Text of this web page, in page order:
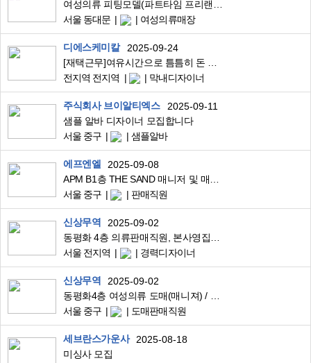
서울 동대문
여성의류매장
디에스케미칼
2025-09-24
전지역 전지역
막내디자이너
주식회사 브이알티엑스
2025-09-11
샘플 알바 디자이너 모집합니다
서울 중구
샘플알바
에프엔엘
2025-09-08
서울 중구
판매직원
신상무역
2025-09-02
서울 전지역
경력디자이너
신상무역
2025-09-02
서울 중구
도매판매직원
세브란스가운사
2025-08-18
미싱사 모집